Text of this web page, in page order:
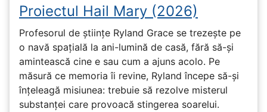
Proiectul Hail Mary (2026)
Profesorul de științe Ryland Grace se trezește pe
o navă spațială la ani-lumină de casă, fără să-și
amintească cine e sau cum a ajuns acolo. Pe
măsură ce memoria îi revine, Ryland începe să-și
înțeleagă misiunea: trebuie să rezolve misterul
substanței care provoacă stingerea soarelui.